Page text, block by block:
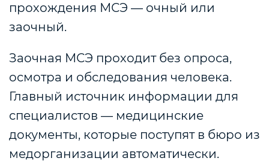
прохождения МСЭ — очный или
заочный.
Заочная МСЭ проходит без опроса,
осмотра и обследования человека.
Главный источник информации для
специалистов — медицинские
документы, которые поступят в бюро из
медорганизации автоматически.